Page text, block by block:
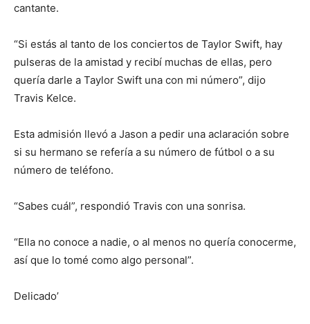
cantante.
“Si estás al tanto de los conciertos de Taylor Swift, hay
pulseras de la amistad y recibí muchas de ellas, pero
quería darle a Taylor Swift una con mi número”, dijo
Travis Kelce.
Esta admisión llevó a Jason a pedir una aclaración sobre
si su hermano se refería a su número de fútbol o a su
número de teléfono.
“Sabes cuál”, respondió Travis con una sonrisa.
“Ella no conoce a nadie, o al menos no quería conocerme,
así que lo tomé como algo personal”.
Delicado’